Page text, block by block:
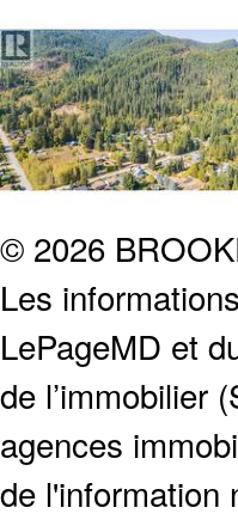
© 2026
Les
LePageMD et
de l’immobilier
agences
de l'information